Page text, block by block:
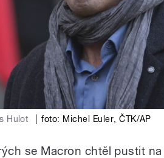
Hulot foto: Michel Euler,ČTK/AP
se Macron chtěl pustit